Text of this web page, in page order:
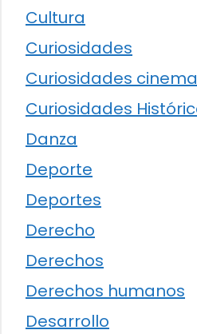
Cultura
Curiosidades
Curiosidades
Curiosidades
Danza
Deporte
Deportes
Derecho
Derechos
Derechos humanos
Desarrollo